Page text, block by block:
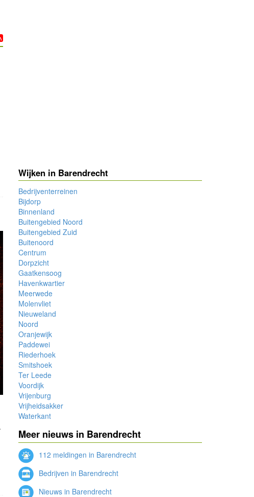
Wijken in Barendrecht
Bedrijventerreinen
Bijdorp
Binnenland
Buitengebied Noord
Buitengebied Zuid
Buitenoord
Centrum
Dorpzicht
Gaatkensoog
Havenkwartier
Meerwede
Molenvliet
Nieuweland
Noord
Oranjewijk
Paddewei
Riederhoek
Smitshoek
Ter Leede
Voordijk
Vrijenburg
Vrijheidsakker
Waterkant
Meer nieuws in Barendrecht
112 meldingen in Barendrecht
Bedrijven in Barendrecht
Nieuws in Barendrecht